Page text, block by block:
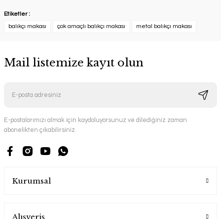
Etiketler :
balıkçı makası
çok amaçlı balıkçı makası metal balıkçı makası
Mail listemize kayıt olun
E-postalarımızı almak için kaydoluyorsunuz ve dilediğiniz zaman
abonelikten çıkabilirsiniz.
Kurumsal
Alışveriş